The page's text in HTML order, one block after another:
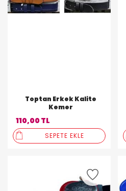
Toptan Erkek Kalite
Kemer
110,00 TL
SEPETE EKLE